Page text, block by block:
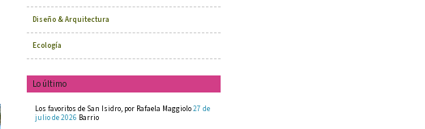
Diseño & Arquitectura
Ecología
Lo último
Los favoritos de San Isidro, por Rafaela Maggiolo27 de
julio de 2026 Barrio